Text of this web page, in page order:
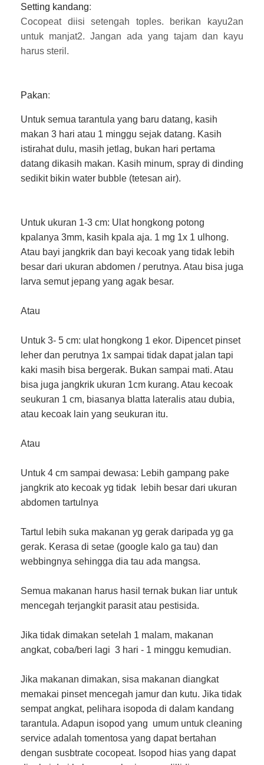
Setting kandang:
Cocopeat diisi setengah toples. berikan kayu2an
untuk manjat2. Jangan ada yang tajam dan kayu
harus steril.
Pakan:
Untuk semua tarantula yang baru datang, kasih
makan 3 hari atau 1 minggu sejak datang. Kasih
istirahat dulu, masih jetlag, bukan hari pertama
datang dikasih makan. Kasih minum, spray di dinding
sedikit bikin water bubble (tetesan air).
Untuk ukuran 1-3 cm: Ulat hongkong potong
kpalanya 3mm, kasih kpala aja. 1 mg 1x 1 ulhong.
Atau bayi jangkrik dan bayi kecoak yang tidak lebih
besar dari ukuran abdomen / perutnya. Atau bisa juga
larva semut jepang yang agak besar.
Atau
Untuk 3- 5 cm: ulat hongkong 1 ekor. Dipencet pinset
leher dan perutnya 1x sampai tidak dapat jalan tapi
kaki masih bisa bergerak. Bukan sampai mati. Atau
bisa juga jangkrik ukuran 1cm kurang. Atau kecoak
seukuran 1 cm, biasanya blatta lateralis atau dubia,
atau kecoak lain yang seukuran itu.
Atau
Untuk 4 cm sampai dewasa: Lebih gampang pake
jangkrik ato kecoak yg tidak lebih besar dari ukuran
abdomen tartulnya
Tartul lebih suka makanan yg gerak daripada yg ga
gerak. Kerasa di setae (google kalo ga tau) dan
webbingnya sehingga dia tau ada mangsa.
Semua makanan harus hasil ternak bukan liar untuk
mencegah terjangkit parasit atau pestisida.
Jika tidak dimakan setelah 1 malam, makanan
angkat, coba/beri lagi 3 hari - 1 minggu kemudian.
Jika makanan dimakan, sisa makanan diangkat
memakai pinset mencegah jamur dan kutu. Jika tidak
sempat angkat, pelihara isopoda di dalam kandang
tarantula. Adapun isopod yang umum untuk cleaning
service adalah tomentosa yang dapat bertahan
dengan susbtrate cocopeat. Isopod hias yang dapat